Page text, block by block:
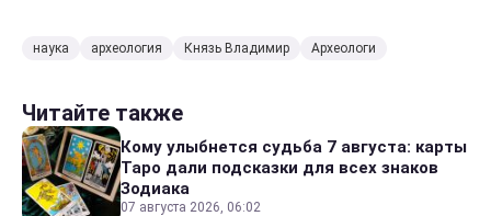
наука археология Князь Владимир Археологи
Читайте также
Кому улыбнется судьба 7 августа: карты
Таро дали подсказки для всех знаков
Зодиака
07 августа 2026, 06:02